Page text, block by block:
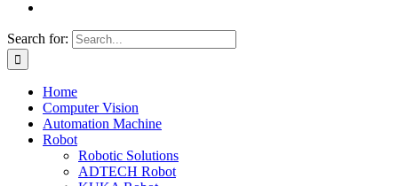
Search for:
Home
Computer Vision
Automation Machine
Robot
Robotic Solutions
ADTECH Robot